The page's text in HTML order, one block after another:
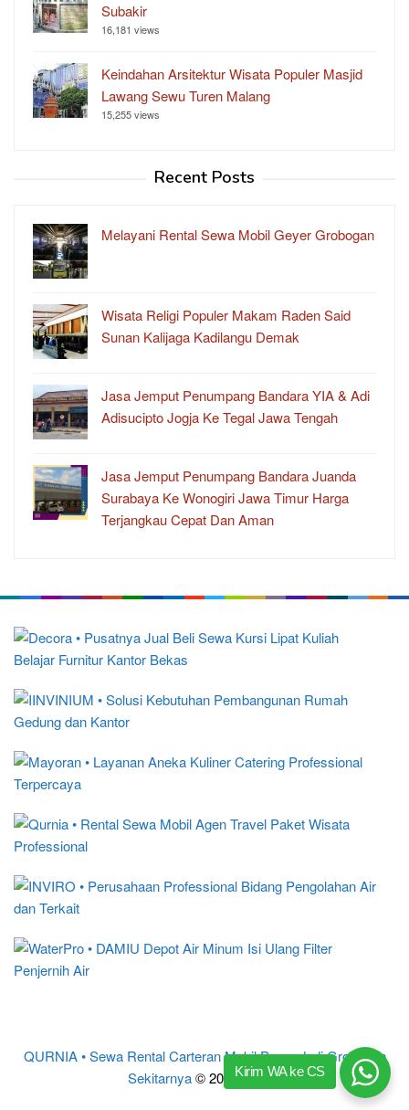
Subakir
16,181 views
Keindahan Arsitektur Wisata Populer Masjid
Lawang Sewu Turen Malang
15,255 views
Recent Posts
Melayani Rental Sewa Mobil Geyer Grobogan
Wisata Religi Populer Makam Raden Said
Sunan Kalijaga Kadilangu Demak
Jasa Jemput Penumpang Bandara YIA & Adi
Adisucipto Jogja Ke Tegal Jawa Tengah
Jasa Jemput Penumpang Bandara Juanda
Surabaya Ke Wonogiri Jawa Timur Harga
Terjangkau Cepat Dan Aman
QURNIA • Sewa Rental Carteran Mobil Purwodadi Grobogan
Sekitarnya© 2017 – 2024Kirim WA ke CS